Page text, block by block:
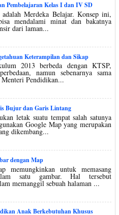
Pembelajaran Kelas I dan IV SD
Merdeka Belajar. Konsep ini,
mendalami minat dan bakatnya
dari laman...
Keterampilan dan Sikap
2013 berbeda dengan KTSP,
namun sebenarnya sama
Pendidikan...
Bujur dan Garis Lintang
letak suatu tempat salah satunya
Google Map yang merupakan
dikembang...
dengan Map
memungkinkan untuk memasang
satu gambar. Hal tersebut
memanggil sebuah halaman ...
Anak Berkebutuhan Khusus